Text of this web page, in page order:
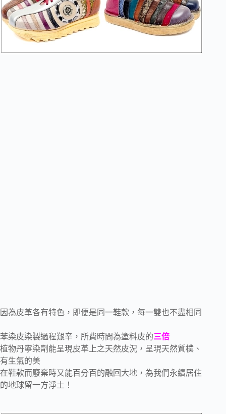
因為皮革各有特色，即便是同一鞋款，每一雙也不盡相同
苯染皮染製過程艱辛，所費時間為塗料皮的三倍
植物丹寧染劑能呈現皮革上之天然皮況，呈現天然質樸、
有生氣的美
在鞋款而廢棄時又能百分百的融回大地，為我們永續居住
的地球留一方淨土！